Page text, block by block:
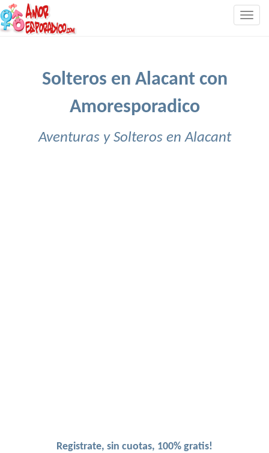
Solteros en Alacant con
Amoresporadico
Aventuras y Solteros en Alacant
Registrate, sin cuotas, 100% gratis!